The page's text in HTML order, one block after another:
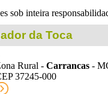
sob inteira
da Toca
Rural - Carrancas -
37245-000